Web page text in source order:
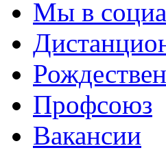
Мы в
Профсоюз
Вакансии